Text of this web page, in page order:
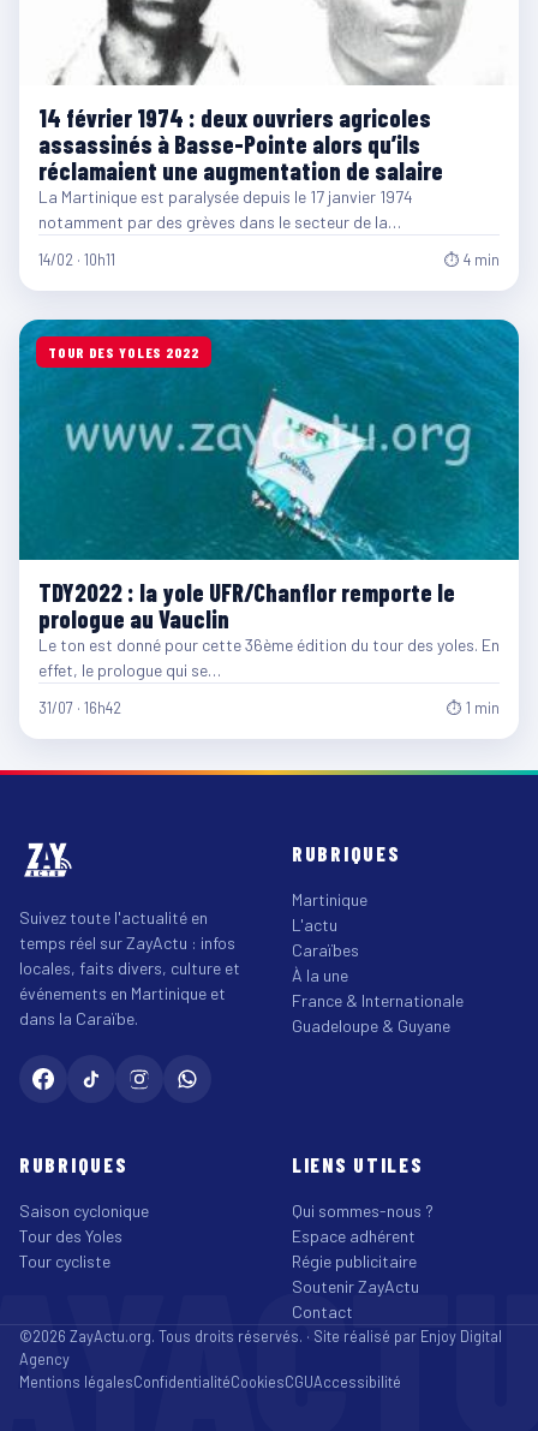
14 février 1974 : deux ouvriers agricoles
assassinés à Basse-Pointe alors qu’ils
réclamaient une augmentation de salaire
La Martinique est paralysée depuis le 17 janvier 1974
notamment par des grèves dans le secteur de la…
14/02 · 10h11 ⏱ 4 min
TOUR DES YOLES 2022
TDY2022 : la yole UFR/Chanflor remporte le
prologue au Vauclin
Le ton est donné pour cette 36ème édition du tour des yoles. En
effet, le prologue qui se…
31/07 · 16h42 ⏱ 1 min
Suivez toute l'actualité en
temps réel sur ZayActu : infos
locales, faits divers, culture et
événements en Martinique et
dans la Caraïbe.
RUBRIQUES
Martinique
L'actu
Caraïbes
À la une
France & Internationale
Guadeloupe & Guyane
RUBRIQUES
Saison cyclonique
Tour des Yoles
Tour cycliste
LIENS UTILES
Qui sommes-nous ?
Espace adhérent
Régie publicitaire
Soutenir ZayActu
Contact
©2026 ZayActu.org. Tous droits réservés. · Site réalisé par Enjoy Digital
Agency
Mentions légalesConfidentialitéCookiesCGUAccessibilité